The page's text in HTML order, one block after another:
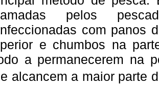
pelos
com panos
e chumbos na
a permanecerem na
alcancem a maior parte